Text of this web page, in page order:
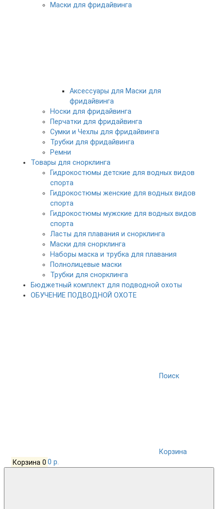
Маски для фридайвинга
Аксессуары для Маски для
фридайвинга
Носки для фридайвинга
Перчатки для фридайвинга
Сумки и Чехлы для фридайвинга
Трубки для фридайвинга
Ремни
Товары для снорклинга
Гидрокостюмы детские для водных видов
спорта
Гидрокостюмы женские для водных видов
спорта
Гидрокостюмы мужские для водных видов
спорта
Ласты для плавания и снорклинга
Маски для снорклинга
Наборы маска и трубка для плавания
Полнолицевые маски
Трубки для снорклинга
Бюджетный комплект для подводной охоты
ОБУЧЕНИЕ ПОДВОДНОЙ ОХОТЕ
Поиск
Корзина
Корзина 0 0 р.